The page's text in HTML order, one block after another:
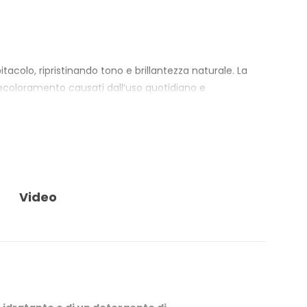
ripristinando tono e brillantezza naturale. La
causati dall’uso quotidiano e
mostrano segni di stress più evidenti come
Video